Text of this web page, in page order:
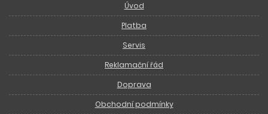
Úvod
Platba
Servis
Reklamační řád
Doprava
Obchodní podmínky